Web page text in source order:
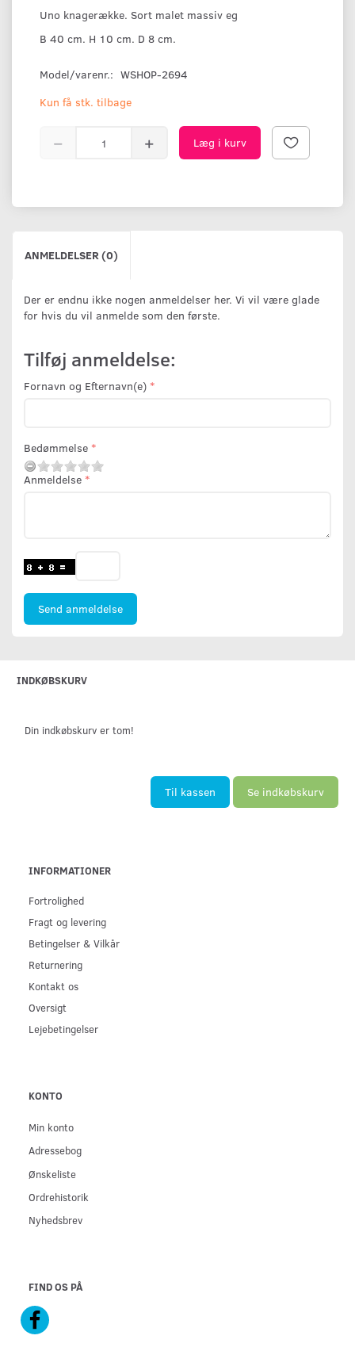
Uno knagerække. Sort malet massiv eg
B 40 cm. H 10 cm. D 8 cm.
Model/varenr.: WSHOP-2694
Kun få stk. tilbage
Læg i kurv
ANMELDELSER (0)
Der er endnu ikke nogen anmeldelser her. Vi vil være glade
for hvis du vil anmelde som den første.
Tilføj anmeldelse:
Fornavn og Efternavn(e)
Bedømmelse
Anmeldelse
Send anmeldelse
INDKØBSKURV
Din indkøbskurv er tom!
Til kassen Se indkøbskurv
INFORMATIONER
Fortrolighed
Fragt og levering
Betingelser & Vilkår
Returnering
Kontakt os
Oversigt
Lejebetingelser
KONTO
Min konto
Adressebog
Ønskeliste
Ordrehistorik
Nyhedsbrev
FIND OS PÅ